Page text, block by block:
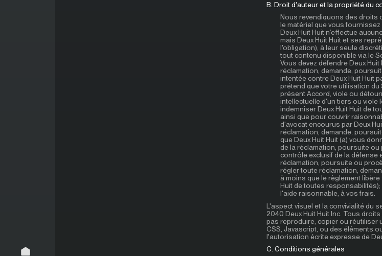
B. Droit d'auteur et la propriété du
Nous revendiquons des droits
le matériel que vous fournissez
Deux Huit Huit n’effectue
mais Deux Huit Huit et ses
l'obligation), à leur seule
tout contenu disponible via le
Vous devez défendre Deux
réclamation, demande,
intentée contre Deux Huit Huit
prétend que votre utilisation du
présent Accord, viole ou
intellectuelle d'un tiers ou viole
indemniser Deux Huit Huit de
ainsi que pour couvrir
d'avocat encourus par Deux
réclamation, demande,
que Deux Huit Huit (a) vous
de la réclamation, poursuite ou
contrôle exclusif de la défense
réclamation, poursuite ou
régler toute réclamation,
à moins que le règlement
Huit de toutes
l'aide raisonnable, à vos frais.
L'aspect visuel et la convivialité du
2040 Deux Huit Huit Inc. Tous
pas reproduire, copier ou réutiliser
CSS, Javascript, ou des éléments
l'autorisation écrite expresse de
C. Conditions générales